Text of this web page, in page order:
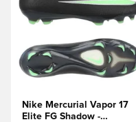
Nike Mercurial Vapor 17
Elite FG Shadow -